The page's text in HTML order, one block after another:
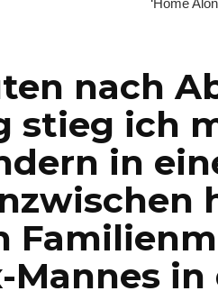
nach
stieg ich
in
Mannes in